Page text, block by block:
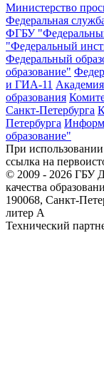
Министерство
Федеральная
ФГБУ
"Федеральный
Федеральный
образование"
и ГИА-11
образования
Санкт-Петербурга
Петербурга
образование"
При
ссылка на
© 2009 - 2026 ГБУ
качества
190068, Санкт-
литер А
Технический